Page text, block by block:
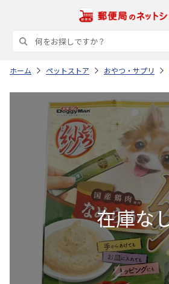
ホーム ペットストア おやつ・サプリ